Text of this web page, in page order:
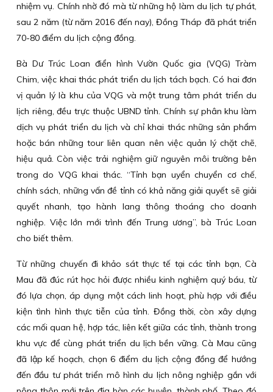
nhiệm vụ. Chính nhờ đó mà từ những hộ làm du lịch tự phát,
sau 2 năm (từ năm 2016 đến nay), Đồng Tháp đã phát triển
70-80 điểm du lịch cộng đồng.
Bà Dư Trúc Loan điển hình Vườn Quốc gia (VQG) Tràm
Chim, việc khai thác phát triển du lịch tách bạch. Có hai đơn
vị quản lý là khu của VQG và một trung tâm phát triển du
lịch riêng, đều trực thuộc UBND tỉnh. Chính sự phân khu làm
dịch vụ phát triển du lịch và chỉ khai thác những sản phẩm
hoặc bán những tour liên quan nên việc quản lý chặt chẽ,
hiệu quả. Còn việc trải nghiệm giữ nguyên môi trường bên
trong do VQG khai thác. “Tỉnh bạn uyển chuyển cơ chế,
chính sách, những vấn đề tỉnh có khả năng giải quyết sẽ giải
quyết nhanh, tạo hành lang thông thoáng cho doanh
nghiệp. Việc lớn mới trình đến Trung ương”, bà Trúc Loan
cho biết thêm.
Từ những chuyến đi khảo sát thực tế tại các tỉnh bạn, Cà
Mau đã đúc rút học hỏi được nhiều kinh nghiệm quý báu, từ
đó lựa chọn, áp dụng một cách linh hoạt, phù hợp với điều
kiện tình hình thực tiễn của tỉnh. Đồng thời, còn xây dựng
các mối quan hệ, hợp tác, liên kết giữa các tỉnh, thành trong
khu vực để cùng phát triển du lịch bền vững. Cà Mau cũng
đã lập kế hoạch, chọn 6 điểm du lịch cộng đồng để hướng
đến đầu tư phát triển mô hình du lịch nông nghiệp gắn với